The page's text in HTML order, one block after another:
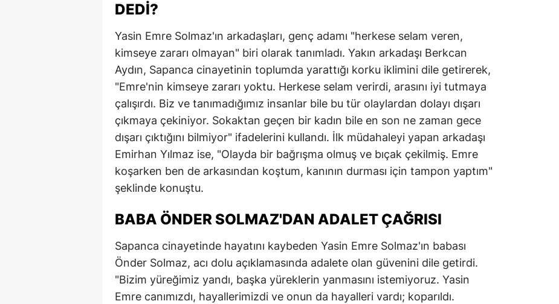
DEDI?
Yasin Emre Solmaz'ın arkadaşları, genç adamı "herkese selam veren,
kimseye zararı olmayan" biri olarak tanımladı. Yakın arkadaşı Berkcan
Aydın, Sapanca cinayetinin toplumda yarattığı korku iklimini dile getirerek,
"Emre'nin kimseye zararı yoktu. Herkese selam verirdi, arasını iyi tutmaya
çalışırdı. Biz ve tanımadığımız insanlar bile bu tür olaylardan dolayı dışarı
çıkmaya çekiniyor. Sokaktan geçen bir kadın bile en son ne zaman gece
dışarı çıktığını bilmiyor" ifadelerini kullandı. İlk müdahaleyi yapan arkadaşı
Emirhan Yılmaz ise, "Olayda bir bağrışma olmuş ve bıçak çekilmiş. Emre
koşarken ben de arkasından koştum, kanının durması için tampon yaptım"
şeklinde konuştu.
BABA ÖNDER SOLMAZ'DAN ADALET ÇAĞRISI
Sapanca cinayetinde hayatını kaybeden Yasin Emre Solmaz'ın babası
Önder Solmaz, acı dolu açıklamasında adalete olan güvenini dile getirdi.
"Bizim yüreğimiz yandı, başka yüreklerin yanmasını istemiyoruz. Yasin
Emre canımızdı, hayallerimizdi ve onun da hayalleri vardı; koparıldı.